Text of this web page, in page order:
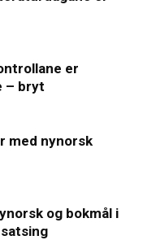
er
– bryt
med nynorsk
og bokmål i